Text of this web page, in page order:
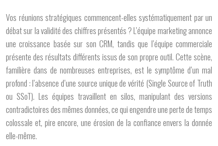
Vos réunions stratégiques commencent-elles systématiquement par un
débat sur la validité des chiffres présentés ? L’équipe marketing annonce
une croissance basée sur son CRM, tandis que l’équipe commerciale
présente des résultats différents issus de son propre outil. Cette scène,
familière dans de nombreuses entreprises, est le symptôme d’un mal
profond : l’absence d’une source unique de vérité (Single Source of Truth
ou SSoT). Les équipes travaillent en silos, manipulant des versions
contradictoires des mêmes données, ce qui engendre une perte de temps
colossale et, pire encore, une érosion de la confiance envers la donnée
elle-même.